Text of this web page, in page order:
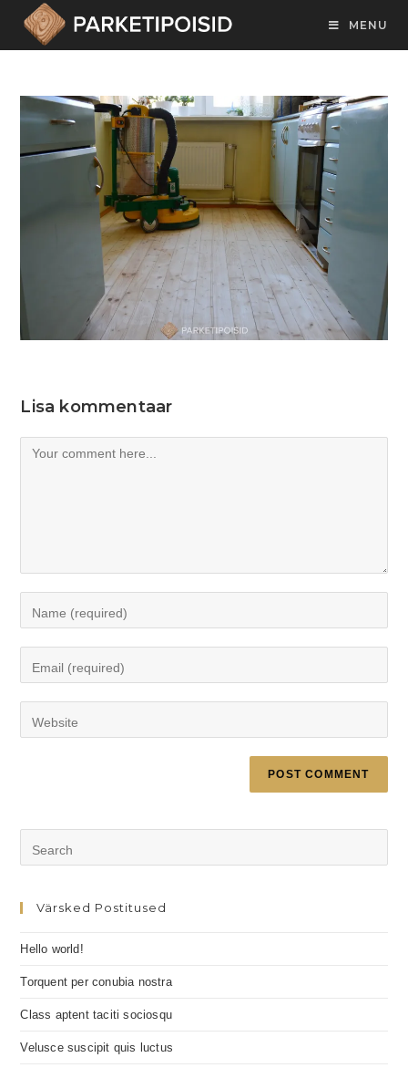
MENU
Lisa kommentaar
Värsked Postitused
Hello world!
Torquent per conubia nostra
Class aptent taciti sociosqu
Velusce suscipit quis luctus